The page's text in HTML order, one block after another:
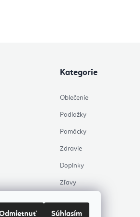
Súhlasím
Kategorie
Oblečenie
Podložky
Pomôcky
Zdravie
Doplnky
Zľavy